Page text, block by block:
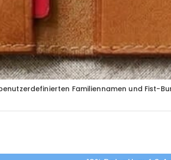
Familiennamen und Fist-